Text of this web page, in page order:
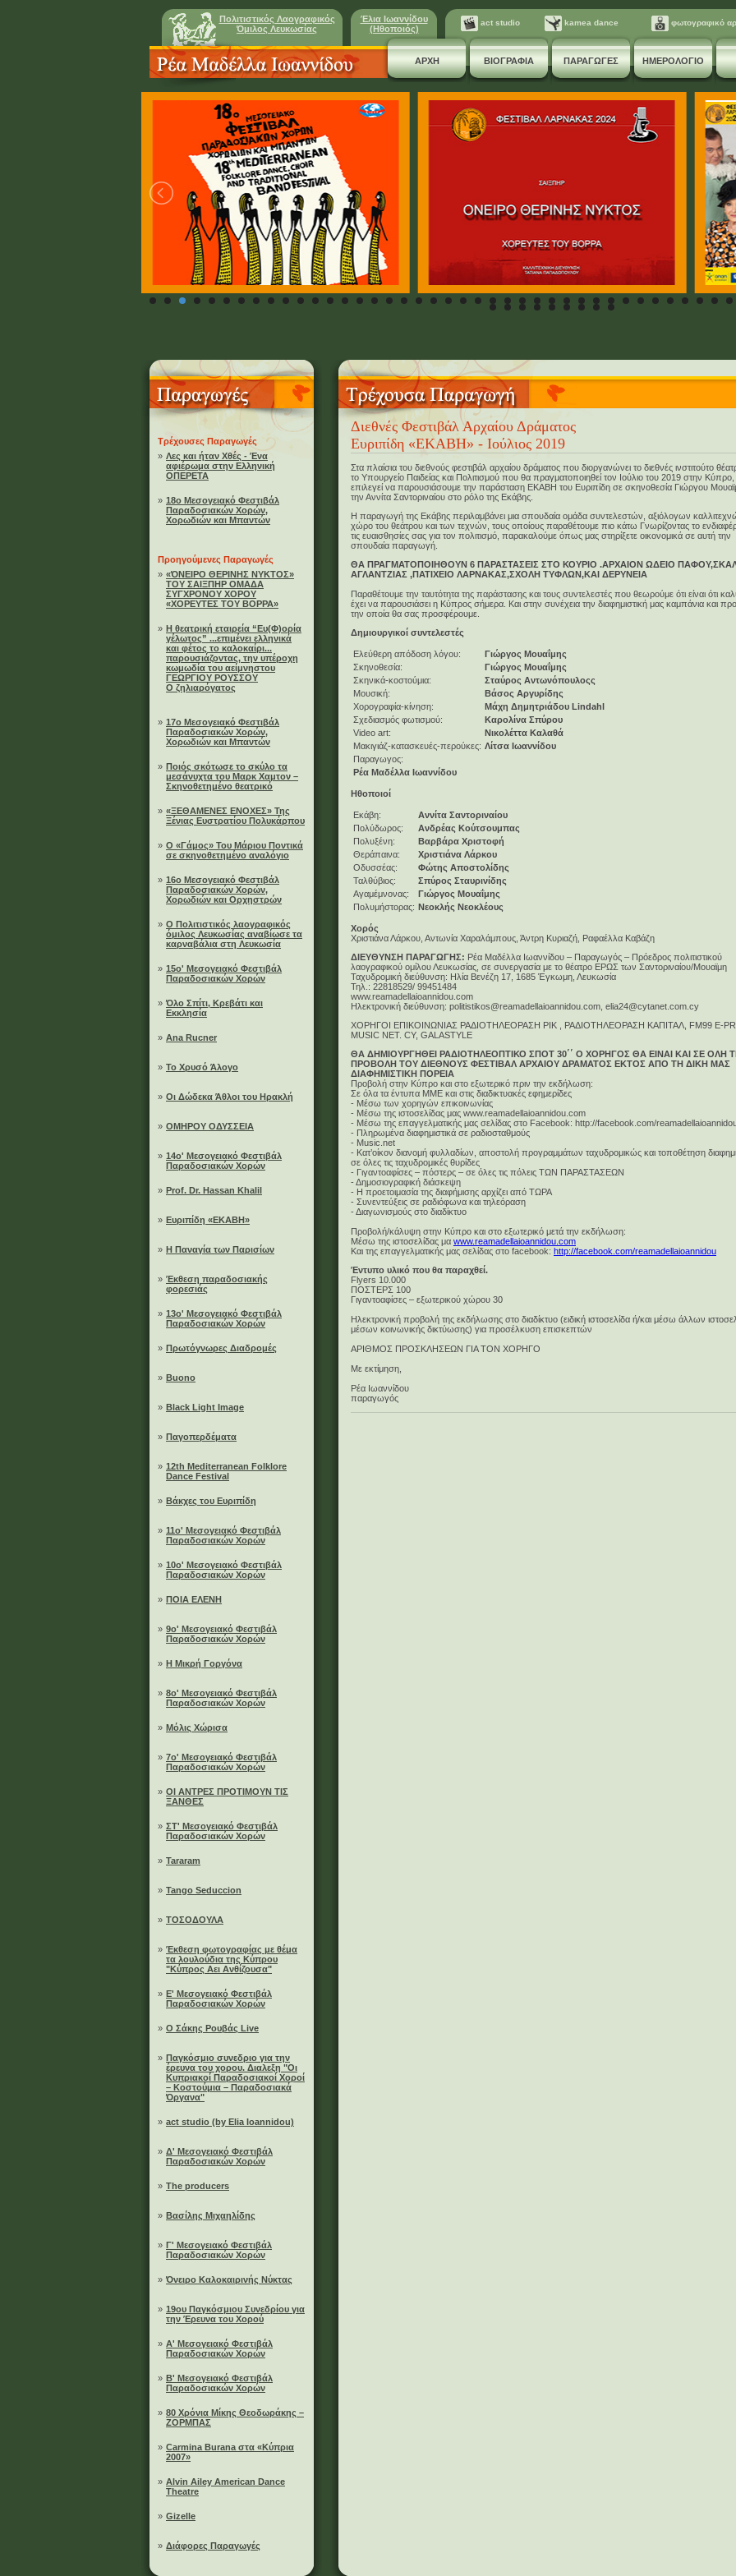
Πολιτιστικός Λαογραφικός
Όμιλος Λευκωσίας
Έλια Ιωαννίδου
(Ηθοποιός)
act studio kamea dance φωτογραφικό
ΑΡΧΗ ΒΙΟΓΡΑΦΙΑ ΠΑΡΑΓΩΓΕΣ ΗΜΕΡΟΛΟΓΙΟ
Τρέχουσες Παραγωγές
» Λες και ήταν Χθές - Ένα
αφιέρωμα στην Ελληνική
ΟΠΕΡΕΤΑ
» 18ο Μεσογειακό Φεστιβάλ
Παραδοσιακών Χορών,
Χορωδιών και Μπαντών
Προηγούμενες Παραγωγές
» «ΌΝΕΙΡΟ ΘΕΡΙΝΗΣ ΝΥΚΤΟΣ»
ΤΟΥ ΣΑΙΞΠΗΡ ΟΜΑΔΑ
ΣΥΓΧΡΟΝΟΥ ΧΟΡΟΥ
«ΧΟΡΕΥΤΕΣ ΤΟΥ ΒΟΡΡΑ»
» Η θεατρική εταιρεία “Ευ(Φ)ορία
γέλωτος” ...επιμένει ελληνικά
και φέτος το καλοκαίρι...
παρουσιάζοντας, την υπέροχη
κωμωδία του αείμνηστου
ΓΕΩΡΓΙΟΥ ΡΟΥΣΣΟΥ
Ο ζηλιαρόγατος
» 17ο Μεσογειακό Φεστιβάλ
Παραδοσιακών Χορών,
Χορωδιών και Μπαντών
» Ποιός σκότωσε το σκύλο τα
μεσάνυχτα του Μαρκ Χαμτον –
Σκηνοθετημένο θεατρικό
» «ΞΕΘΑΜΕΝΕΣ ΕΝΟΧΕΣ» Της
Ξένιας Ευστρατίου Πολυκάρπου
» Ο «Γάμος» Του Μάριου Ποντικά
σε σκηνοθετημένο αναλόγιο
» 16ο Μεσογειακό Φεστιβάλ
Παραδοσιακών Χορών,
Χορωδιών και Ορχηστρών
» Ο Πολιτιστικός λαογραφικός
όμιλος Λευκωσίας αναβίωσε τα
καρναβάλια στη Λευκωσία
» 15ο' Μεσογειακό Φεστιβάλ
Παραδοσιακών Χορών
» Όλο Σπίτι, Κρεβάτι και
Εκκλησία
» Ana Rucner
» Το Χρυσό Άλογο
» Οι Δώδεκα Άθλοι του Ηρακλή
» ΟΜΗΡΟΥ ΟΔΥΣΣΕΙΑ
» 14ο' Μεσογειακό Φεστιβάλ
Παραδοσιακών Χορών
» Prof. Dr. Hassan Khalil
» Ευριπίδη «ΕΚΑΒΗ»
» Η Παναγία των Παρισίων
» Έκθεση παραδοσιακής
φορεσιάς
» 13ο' Μεσογειακό Φεστιβάλ
Παραδοσιακών Χορών
» Πρωτόγνωρες Διαδρομές
» Buono
» Black Light Image
» Παγοπερδέματα
» 12th Mediterranean Folklore
Dance Festival
» Βάκχες του Ευριπίδη
» 11ο' Μεσογειακό Φεστιβάλ
Παραδοσιακών Χορών
» 10ο' Μεσογειακό Φεστιβάλ
Παραδοσιακών Χορών
» ΠΟΙΑ ΕΛΕΝΗ
» 9ο' Μεσογειακό Φεστιβάλ
Παραδοσιακών Χορών
» Η Μικρή Γοργόνα
» 8ο' Μεσογειακό Φεστιβάλ
Παραδοσιακών Χορών
» Μόλις Χώρισα
» 7ο' Μεσογειακό Φεστιβάλ
Παραδοσιακών Χορών
» ΟΙ ΑΝΤΡΕΣ ΠΡΟΤΙΜΟΥΝ ΤΙΣ
ΞΑΝΘΕΣ
» ΣΤ' Μεσογειακό Φεστιβάλ
Παραδοσιακών Χορών
» Tararam
» Tango Seduccion
» ΤΟΣΟΔΟΥΛΑ
» Έκθεση φωτογραφίας με θέμα
τα λουλούδια της Κύπρου
"Κύπρος Αει Ανθίζουσα"
» Ε' Μεσογειακό Φεστιβάλ
Παραδοσιακών Χορών
» Ο Σάκης Ρουβάς Live
» Παγκόσμιο συνεδριο για την
έρευνα του χορου. Διαλεξη "Οι
Κυπριακοί Παραδοσιακοί Χοροί
– Κοστούμια – Παραδοσιακά
Όργανα"
» act studio (by Elia Ioannidou)
» Δ' Μεσογειακό Φεστιβάλ
Παραδοσιακών Χορών
» The producers
» Βασίλης Μιχαηλίδης
» Γ' Μεσογειακό Φεστιβάλ
Παραδοσιακών Χορών
» Όνειρο Καλοκαιρινής Νύκτας
» 19ου Παγκόσμιου Συνεδρίου για
την Έρευνα του Χορού
» A' Μεσογειακό Φεστιβάλ
Παραδοσιακών Χορών
» B' Μεσογειακό Φεστιβάλ
Παραδοσιακών Χορών
» 80 Χρόνια Μίκης Θεοδωράκης –
ΖΟΡΜΠΑΣ
» Carmina Burana στα «Κύπρια
2007»
» Alvin Ailey American Dance
Theatre
» Gizelle
» Διάφορες Παραγωγές
Διεθνές Φεστιβάλ Αρχαίου Δράματος
Ευριπίδη «ΕΚΑΒΗ» - Ιούλιος 2019
Στα πλαίσια του διεθνούς φεστιβάλ αρχαίου δράματος που διοργανώνει το διεθνές ινστιτούτο
το Υπουργείο Παιδείας και Πολιτισμού που θα πραγματοποιηθεί τον Ιούλιο του 2019 στην
επιλεγεί να παρουσιάσουμε την παράσταση ΕΚΑΒΗ του Ευριπίδη σε σκηνοθεσία Γιώργου
την Αννίτα Σαντοριναίου στο ρόλο της Εκάβης.
Η παραγωγή της Εκάβης περιλαμβάνει μια σπουδαία ομάδα συντελεστών, αξιόλογων
χώρο του θεάτρου και των τεχνών, τους οποίους παραθέτουμε πιο κάτω Γνωρίζοντας το
τις ευαισθησίες σας για τον πολιτισμό, παρακαλούμε όπως μας στηρίξετε οικονομικά σε αυτή την
σπουδαία παραγωγή.
ΘΑ ΠΡΑΓΜΑΤΟΠΟΙΗΘΟΥΝ 6 ΠΑΡΑΣΤΑΣΕΙΣ ΣΤΟ ΚΟΥΡΙΟ .ΑΡΧΑΙΟΝ ΩΔΕΙΟ
ΑΓΛΑΝΤΖΙΑΣ ,ΠΑΤΙΧΕΙΟ ΛΑΡΝΑΚΑΣ,ΣΧΟΛΗ ΤΥΦΛΩΝ,ΚΑΙ ΔΕΡΥΝΕΙΑ
Παραθέτουμε την ταυτότητα της παράστασης και τους συντελεστές που θεωρούμε ότι είναι ότι
έχει να παρουσιάσει η Κύπρος σήμερα. Και στην συνέχεια την διαφημιστική μας καμπάνια και
την οποία θα σας προσφέρουμε.
Δημιουργικοί συντελεστές
Ελεύθερη απόδοση λόγου:
Γιώργος Μουαΐμης
Σκηνοθεσία:
Γιώργος Μουαΐμης
Σκηνικά-κοστούμια:
Σταύρος Αντωνόπουλοςς
Μουσική:
Βάσος Αργυρίδης
Χορογραφία-κίνηση:
Μάχη Δημητριάδου Lindahl
Σχεδιασμός φωτισμού:
Καρολίνα Σπύρου
Video art:
Νικολέττα Καλαθά
Μακιγιάζ-κατασκευές-περούκες: Λίτσα Ιωαννίδου
Παραγωγος:
Ρέα Μαδέλλα Ιωαννίδου
Ηθοποιοί
Εκάβη:
Αννίτα Σαντοριναίου
Πολύδωρος:
Ανδρέας Κούτσουμπας
Πολυξένη:
Βαρβάρα Χριστοφή
Θεράπαινα:
Χριστιάνα Λάρκου
Οδυσσέας:
Φώτης Aποστολίδης
Ταλθύβιος:
Σπύρος Σταυρινίδης
Αγαμέμνονας:
Γιώργος Μουαΐμης
Πολυμήστορας: Νεοκλής Νεοκλέους
Χορός
Χριστιάνα Λάρκου, Αντωνία Χαραλάμπους, Άντρη Κυριαζή, Ραφαέλλα Καβάζη
ΔΙΕΥΘΥΝΣΗ ΠΑΡΑΓΩΓΗΣ: Ρέα Μαδέλλα Ιωαννίδου – Παραγωγός – Πρόεδρος πολιτιστικού
λαογραφικού ομίλου Λευκωσίας, σε συνεργασία με το θέατρο ΕΡΩΣ των Σαντοριναίου/Μουαϊμη
Ταχυδρομική διεύθυνση: Ηλία Βενέζη 17, 1685 Έγκωμη, Λευκωσία
Τηλ.: 22818529/ 99451484
www.reamadellaioannidou.com
Ηλεκτρονική διεύθυνση: politistikos@reamadellaioannidou.com, elia24@cytanet.com.cy
ΧΟΡΗΓΟΙ ΕΠΙΚΟΙΝΩΝΙΑΣ ΡΑΔΙΟΤΗΛΕΟΡΑΣΗ ΡΙΚ , ΡΑΔΙΟΤΗΛΕΟΡΑΣΗ ΚΑΠΙΤΑΛ, FΜ99 E-
MUSIC NET. CY, GALASTYLE
ΘΑ ΔΗΜΙΟΥΡΓΗΘΕΙ ΡΑΔΙΟΤΗΛΕΟΠΤΙΚΟ ΣΠΟΤ 30΄΄ Ο ΧΟΡΗΓΟΣ ΘΑ ΕΙΝΑΙ ΚΑΙ ΣΕ ΟΛΗ
ΠΡΟΒΟΛΗ ΤΟΥ ΔΙΕΘΝΟΥΣ ΦΕΣΤΙΒΑΛ ΑΡΧΑΙΟΥ ΔΡΑΜΑΤΟΣ ΕΚΤΟΣ ΑΠΟ ΤΗ ΔΙΚΗ ΜΑΣ
ΔΙΑΦΗΜΙΣΤΙΚΗ ΠΟΡΕΙΑ
Προβολή στην Κύπρο και στο εξωτερικό πριν την εκδήλωση:
Σε όλα τα έντυπα ΜΜΕ και στις διαδικτυακές εφημερίδες
- Μέσω των χορηγών επικοινωνίας
- Μέσω της ιστοσελίδας μας www.reamadellaioannidou.com
- Μέσω της επαγγελματικής μας σελίδας στο Facebook: http://facebook.com/
- Πληρωμένα διαφημιστικά σε ραδιοσταθμούς
- Music.net
- Κατ’οίκον διανομή φυλλαδίων, αποστολή προγραμμάτων ταχυδρομικώς και τοποθέτηση
σε όλες τις ταχυδρομικές θυρίδες
- Γιγαντοαφίσες – πόστερς – σε όλες τις πόλεις ΤΩΝ ΠΑΡΑΣΤΑΣΕΩΝ
- Δημοσιογραφική διάσκεψη
- Η προετοιμασία της διαφήμισης αρχίζει από ΤΩΡΑ
- Συνεντεύξεις σε ραδιόφωνα και τηλεόραση
- Διαγωνισμούς στο διαδίκτυο
Προβολή/κάλυψη στην Κύπρο και στο εξωτερικό μετά την εκδήλωση:
Μέσω της ιστοσελίδας μα www.reamadellaioannidou.com
Και της επαγγελματικής μας σελίδας στο facebook: http://facebook.com/reamadellaioannidou
Έντυπο υλικό που θα παραχθεί.
Flyers 10.000
ΠΟΣΤΕΡΣ 100
Γιγαντοαφίσες – εξωτερικού χώρου 30
Ηλεκτρονική προβολή της εκδήλωσης στο διαδίκτυο (ειδική ιστοσελίδα ή/και μέσω άλλων
μέσων κοινωνικής δικτύωσης) για προσέλκυση επισκεπτών
ΑΡΙΘΜΟΣ ΠΡΟΣΚΛΗΣΕΩΝ ΓΙΑ ΤΟΝ ΧΟΡΗΓΟ
Με εκτίμηση,
Ρέα Ιωαννίδου
παραγωγός